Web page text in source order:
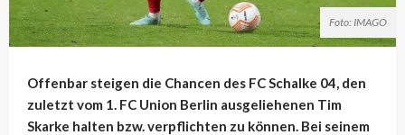
Foto: IMAGO
Offenbar steigen die Chancen des FC Schalke 04, den
zuletzt vom 1. FC Union Berlin ausgeliehenen Tim
Skarke halten bzw. verpflichten zu können. Bei seinem